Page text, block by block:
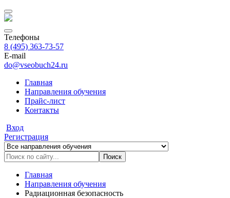
Телефоны
8 (495) 363-73-57
E-mail
do@vseobuch24.ru
Главная
Направления обучения
Прайс-лиcт
Контакты
Вход
Регистрация
Поиск
Главная
Направления обучения
Радиационная безопасность